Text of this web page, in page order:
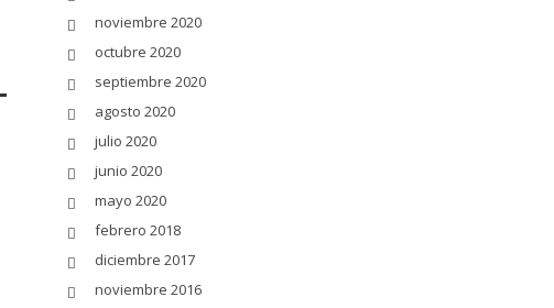
noviembre 2020
octubre 2020
septiembre 2020
agosto 2020
julio 2020
junio 2020
mayo 2020
febrero 2018
diciembre 2017
noviembre 2016